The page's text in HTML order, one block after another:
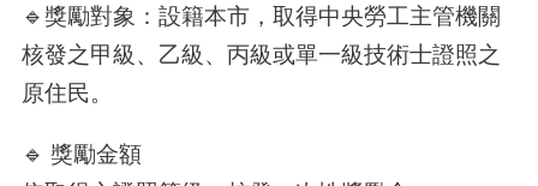
🔹獎勵對象：設籍本市，取得中央勞工主管機關
核發之甲級、乙級、丙級或單一級技術士證照之
原住民。
🔹 獎勵金額